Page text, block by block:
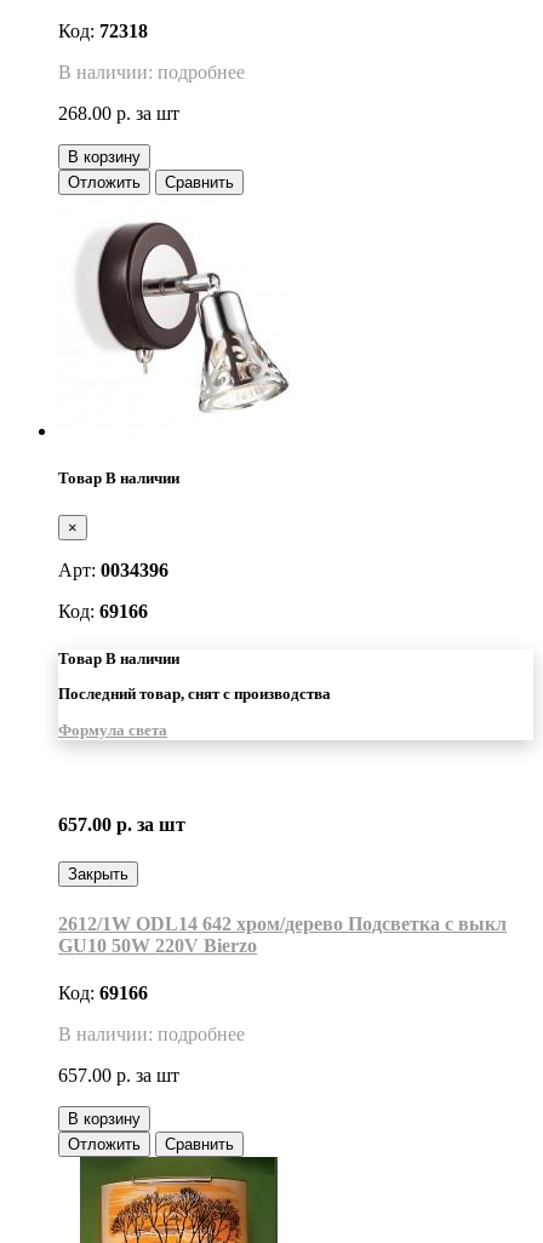
Код: 72318
В наличии: подробнее
268.00 р. за шт
В корзину
Отложить
Сравнить
Товар В наличии
×
Арт: 0034396
Код: 69166
Товар В наличии
Последний товар, снят с производства
Формула света
657.00 р. за шт
Закрыть
2612/1W ODL14 642 хром/дерево Подсветка с выкл
GU10 50W 220V Bierzo
Код: 69166
В наличии: подробнее
657.00 р. за шт
В корзину
Отложить
Сравнить